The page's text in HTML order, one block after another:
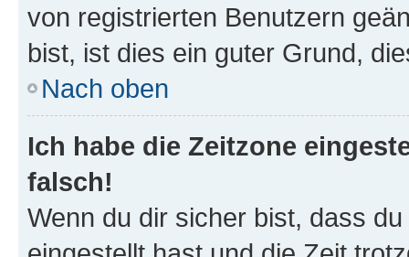
von registrierten Benutzern
bist, ist dies ein guter Grund,
Nach oben
Ich habe die Zeitzone
falsch!
Wenn du dir sicher bist, dass